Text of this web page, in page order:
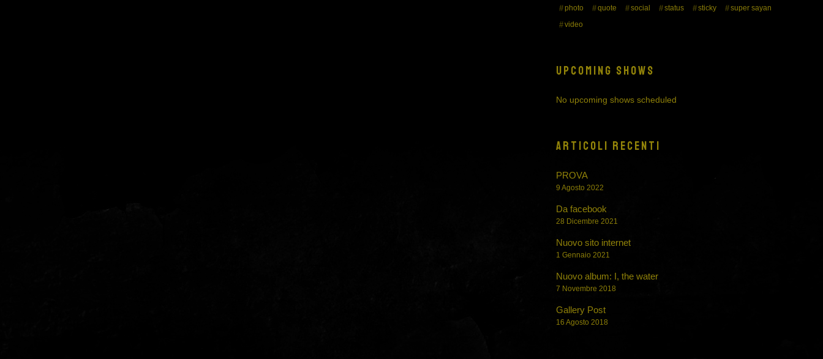
photo
quote social status sticky
super sayan
video
UPCOMING SHOWS
No upcoming shows scheduled
ARTICOLI RECENTI
PROVA
9 Agosto 2022
Da facebook
28 Dicembre 2021
Nuovo sito internet
1 Gennaio 2021
Nuovo album: I, the water
7 Novembre 2018
Gallery Post
16 Agosto 2018